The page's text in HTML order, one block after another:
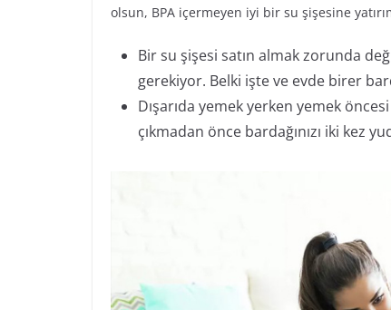
olsun, BPA içermeyen iyi bir su şişesine
Bir su şişesi satın almak zorunda
gerekiyor. Belki işte ve evde birer
Dışarıda yemek yerken yemek
çıkmadan önce bardağınızı iki kez